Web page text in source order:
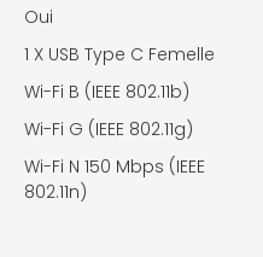
Oui
1 X USB Type C Femelle
Wi-Fi B (IEEE 802.11b)
Wi-Fi G (IEEE 802.11g)
Wi-Fi N 150 Mbps (IEEE
802.11n)